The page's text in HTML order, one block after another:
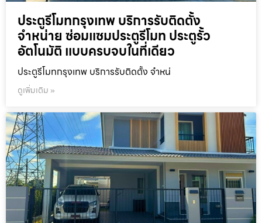
ประตูรีโมทกรุงเทพ บริการรับติดตั้ง
จำหน่าย ซ่อมแซมประตูรีโมท ประตูรั้ว
อัตโนมัติ แบบครบจบในที่เดียว
ประตูรีโมทกรุงเทพ บริการรับติดตั้ง จำหน่
ดูเพิ่มเติม »